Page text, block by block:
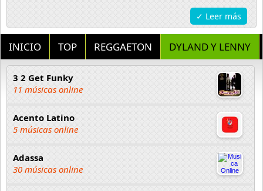
✓ Leer más
INICIO TOP REGGAETON DYLAND Y LENNY
3 2 Get Funky
11 músicas online
Acento Latino
5 músicas online
Adassa
30 músicas online